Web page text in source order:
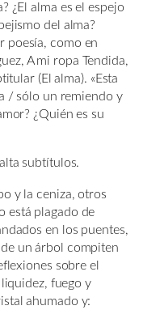
¿El alma es el espejo
del alma?
poesía, como en
A mi ropa Tendida,
(El alma). «Esta
/ sólo un remiendo y
¿Quién es su
subtítulos.
y la ceniza, otros
está plagado de
en los puentes,
un árbol compiten
sobre el
fuego y
ahumado y: